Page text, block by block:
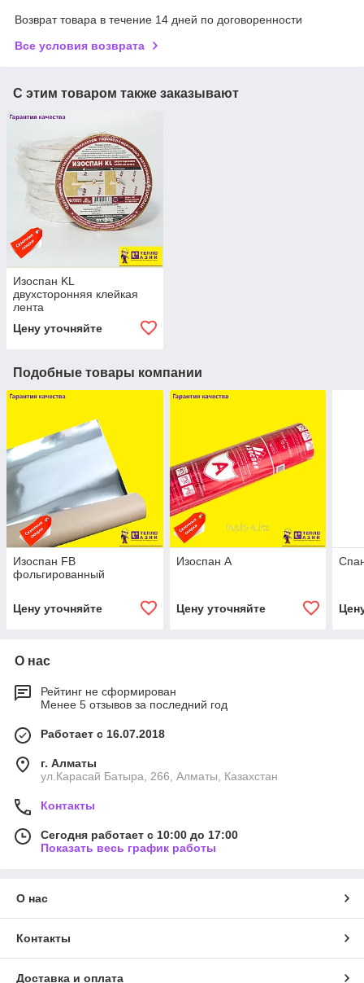
Возврат товара в течение 14 дней по договоренности
Все условия возврата
С этим товаром также заказывают
Изоспан KL
двухсторонняя клейкая
лента
Цену уточняйте
Подобные товары компании
Изоспан FB
фольгированный
Цену уточняйте
Изоспан А
Цену уточняйте
О нас
Рейтинг не сформирован
Менее 5 отзывов за последний год
Работает с 16.07.2018
г. Алматы
ул.Карасай Батыра, 266, Алматы, Казахстан
Контакты
Сегодня работает с 10:00 до 17:00
Показать весь график работы
О нас
Контакты
Доставка и оплата